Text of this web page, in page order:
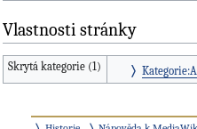
Vlastnosti stránky
Skrytá kategorie (1)